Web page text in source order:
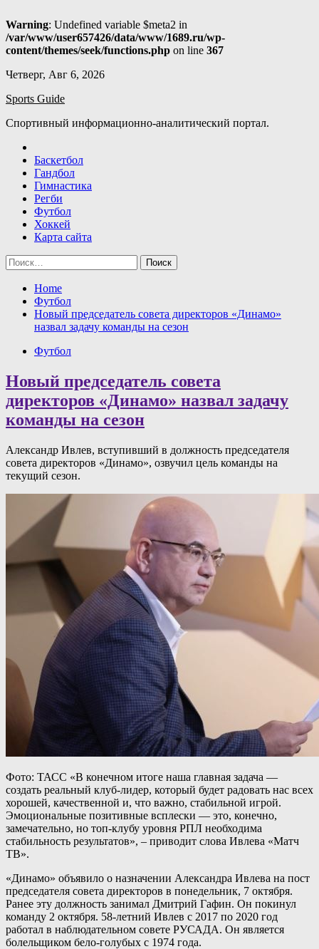
Warning: Undefined variable $meta2 in
/var/www/user657426/data/www/1689.ru/wp-
content/themes/seek/functions.php on line 367
Skip
content
Четверг, Авг 6, 2026
Sports Guide
Спортивный информационно-аналитический портал.
Баскетбол
Гандбол
Гимнастика
Регби
Футбол
Хоккей
Карта сайта
Найти:
Home
Футбол
Новый председатель совета директоров «Динамо»
назвал задачу команды на сезон
Футбол
Новый председатель совета
директоров «Динамо» назвал задачу
команды на сезон
Александр Ивлев, вступивший в должность председателя
совета директоров «Динамо», озвучил цель команды на
текущий сезон.
Фото: ТАСС «В конечном итоге наша главная задача —
создать реальный клуб-лидер, который будет радовать нас всех
хорошей, качественной и, что важно, стабильной игрой.
Эмоциональные позитивные всплески — это, конечно,
замечательно, но топ-клубу уровня РПЛ необходима
стабильность результатов», – приводит слова Ивлева «Матч
ТВ».
«Динамо» объявило о назначении Александра Ивлева на пост
председателя совета директоров в понедельник, 7 октября.
Ранее эту должность занимал Дмитрий Гафин. Он покинул
команду 2 октября. 58-летний Ивлев с 2017 по 2020 год
работал в наблюдательном совете РУСАДА. Он является
болельщиком бело-голубых с 1974 года.